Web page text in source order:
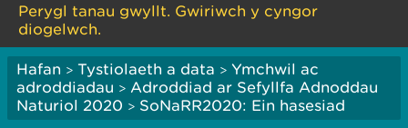
Perygl tanau gwyllt. Gwiriwch y cyngor
diogelwch.
Hafan > Tystiolaeth a data > Ymchwil ac
adroddiadau > Adroddiad ar Sefyllfa Adnoddau
Naturiol 2020 > SoNaRR2020: Ein hasesiad